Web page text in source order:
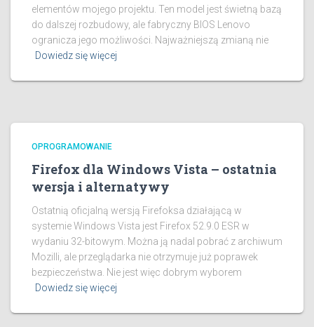
elementów mojego projektu. Ten model jest świetną bazą
do dalszej rozbudowy, ale fabryczny BIOS Lenovo
ogranicza jego możliwości. Najważniejszą zmianą nie
Dowiedz się więcej
OPROGRAMOWANIE
Firefox dla Windows Vista – ostatnia
wersja i alternatywy
Ostatnią oficjalną wersją Firefoksa działającą w
systemie Windows Vista jest Firefox 52.9.0 ESR w
wydaniu 32-bitowym. Można ją nadal pobrać z archiwum
Mozilli, ale przeglądarka nie otrzymuje już poprawek
bezpieczeństwa. Nie jest więc dobrym wyborem
Dowiedz się więcej